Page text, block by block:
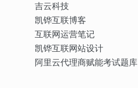
吉云科技
凯铧互联博客
互联网运营笔记
凯铧互联网站设计
阿里云代理商赋能考试题库